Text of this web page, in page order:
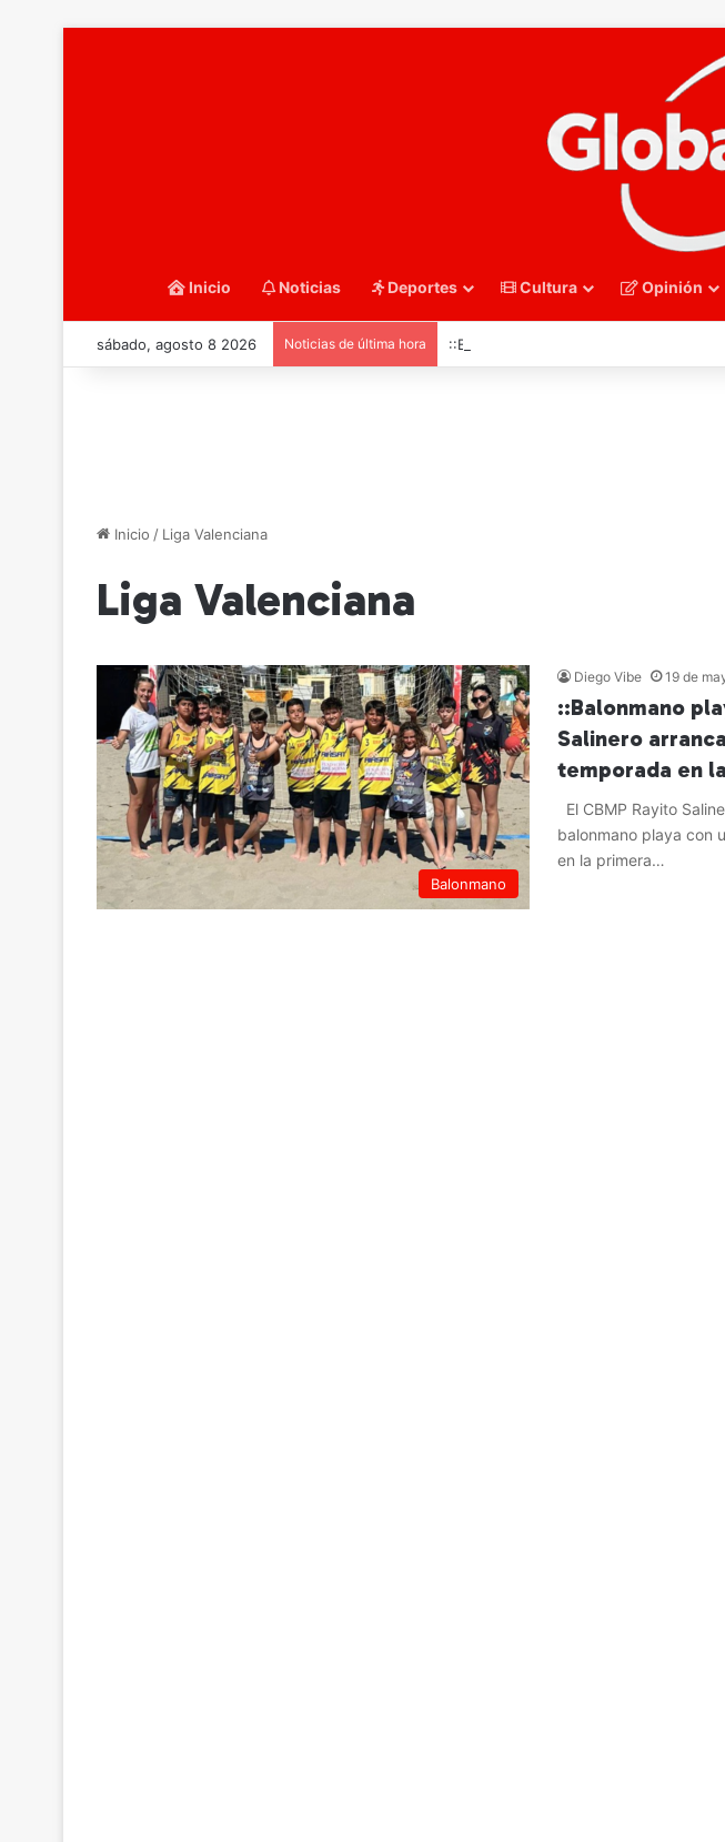
Inicio Noticias Deportes Cultura Opinión
sábado, agosto 8 2026 Noticias de última hora ::Balonmano – Alemania frena el
Inicio / Liga Valenciana
Liga Valenciana
Balonmano
Diego Vibe 19 de
::Balonmano
Salinero
temporada en
El CBMP Rayito
balonmano playa con
en la primera…